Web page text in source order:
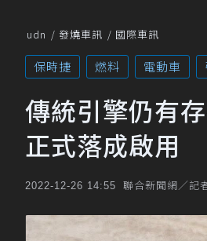
udn 發燒車訊 國際車訊
保時捷 燃料 電動車
傳統引擎仍有
正式落成啟用
2022-12-26 14:55 聯合新聞網／記